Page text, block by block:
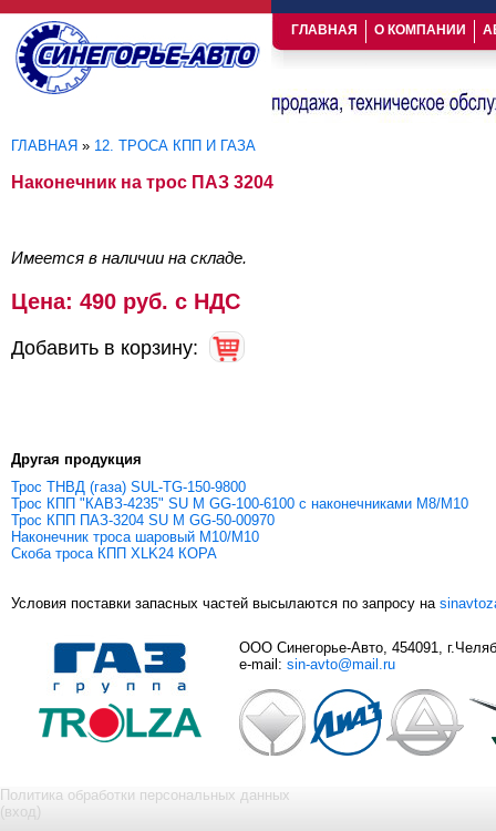
ГЛАВНАЯ О КОМПАНИИ
ГЛАВНАЯ » 12. ТРОСА КПП И ГАЗА
Наконечник на трос ПАЗ 3204
Имеется в наличии на складе.
Цена: 490 руб. с НДС
Добавить в корзину:
Другая продукция
Трос ТНВД (газа) SUL-TG-150-9800
Трос КПП "КАВЗ-4235" SU M GG-100-6100 c наконечниками М8/М10
Трос КПП ПАЗ-3204 SU M GG-50-00970
Наконечник троса шаровый М10/М10
Скоба троса КПП XLK24 КОРА
Условия поставки запасных частей высылаются по запросу на
ООО Синегорье-Авто, 454091,
e-mail: sin-avto@mail.ru
Политика обработки персональных данных
(вход)